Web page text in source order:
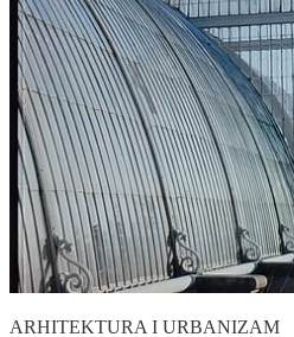
ARHITEKTURA I URBANIZAM